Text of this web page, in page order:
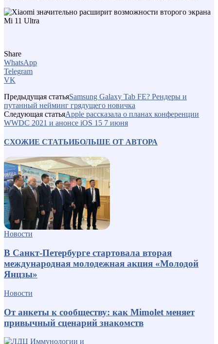
Share
WhatsApp
Telegram
VK
Предыдущая статьяSamsung Galaxy Tab FE? Рендеры и
путанный нейминг грядущего новичка
Следующая статьяApple рассказала о планах конференции
WWDC 2021 и анонсе iOS 15 7 июня
СХОЖИЕ СТАТЬИБОЛЬШЕ ОТ АВТОРА
Новости
В Санкт-Петербурге стартовала вторая
международная молодежная акция «Молодой
Янцзы»
Новости
От анкеты к сообществу: как Mimolet меняет
привычный сценарий знакомств